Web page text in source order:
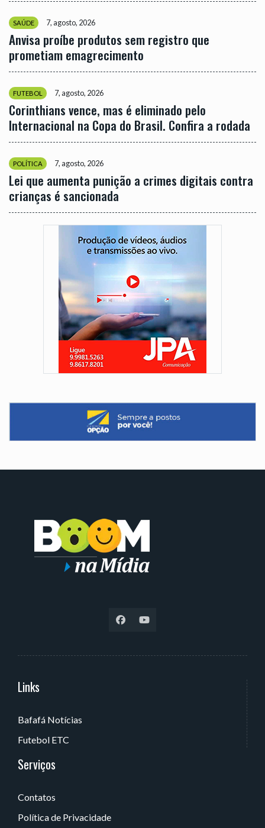
SAÚDE 7, agosto, 2026
Anvisa proíbe produtos sem registro que
prometiam emagrecimento
FUTEBOL 7, agosto, 2026
Corinthians vence, mas é eliminado pelo
Internacional na Copa do Brasil. Confira a rodada
POLÍTICA 7, agosto, 2026
Lei que aumenta punição a crimes digitais contra
crianças é sancionada
Links
Bafafá Notícias
Futebol ETC
Serviços
Contatos
Política de Privacidade
Serviços